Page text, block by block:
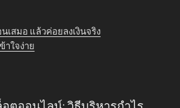
เสมอ แล้วค่อยลงเงินจริง
าใจง่าย